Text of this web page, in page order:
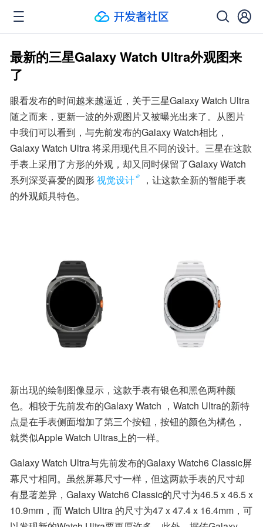
最新的三星Galaxy Watch Ultra外观图来
了
眼看发布的时间越来越逼近，关于三星Galaxy Watch Ultra
随之而来，更新一波的外观图片又被曝光出来了。从图片
中我们可以看到，与先前发布的Galaxy Watch相比，
Galaxy Watch Ultra 将采用现代且不同的设计。三星在这款
手表上采用了方形的外观，却又同时保留了Galaxy Watch
系列深受喜爱的圆形视觉设计
，让这款全新的智能手表
的外观颇具特色。
新出现的绘制图像显示，这款手表有银色和黑色两种颜
色。相较于先前发布的Galaxy Watch ，Watch Ultra的新特
点是在手表侧面增加了第三个按钮，按钮的颜色为橘色，
就类似Apple Watch Ultras上的一样。
Galaxy Watch Ultra与先前发布的Galaxy Watch6 Classic屏
幕尺寸相同。虽然屏幕尺寸一样，但这两款手表的尺寸却
有显著差异，Galaxy Watch6 Classic的尺寸为46.5 x 46.5 x
10.9mm，而 Watch Ultra 的尺寸为47 x 47.4 x 16.4mm，可